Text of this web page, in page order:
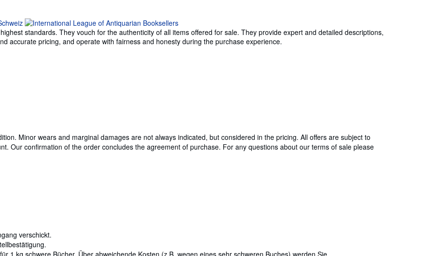
standards. They vouch for the authenticity of all items offered for sale. They provide expert and detailed descriptions,
accurate pricing, and operate with fairness and honesty during the purchase experience.
Minor wears and marginal damages are not always indicated, but considered in the pricing. All offers are subject to
Our confirmation of the order concludes the agreement of purchase. For any questions about our terms of sale please
verschickt.
1 kg schwere Bücher. Über abweichende Kosten (z.B. wegen eines sehr schweren Buches) werden Sie